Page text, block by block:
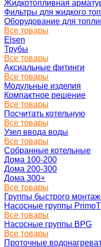
Жидкотопливная
Фильтры для жидкого
Оборудование для
Все товары
Elsen
Трубы
Все товары
Аксиальные фитинги
Все товары
Модульные изделия
Компактное решение
Все товары
Посчитать котельную
Все товары
Узел ввода воды
Все товары
Собранные котельные
Дома 100-200
Дома 200-300
Дома 300+
Все товары
Группы быстрого
Насосные группы
Все товары
Насосные группы BPG
Все товары
Проточные